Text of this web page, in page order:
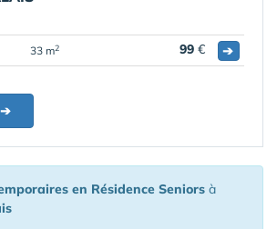
33 m2 99 € ➔
➔
en Résidence Seniors à